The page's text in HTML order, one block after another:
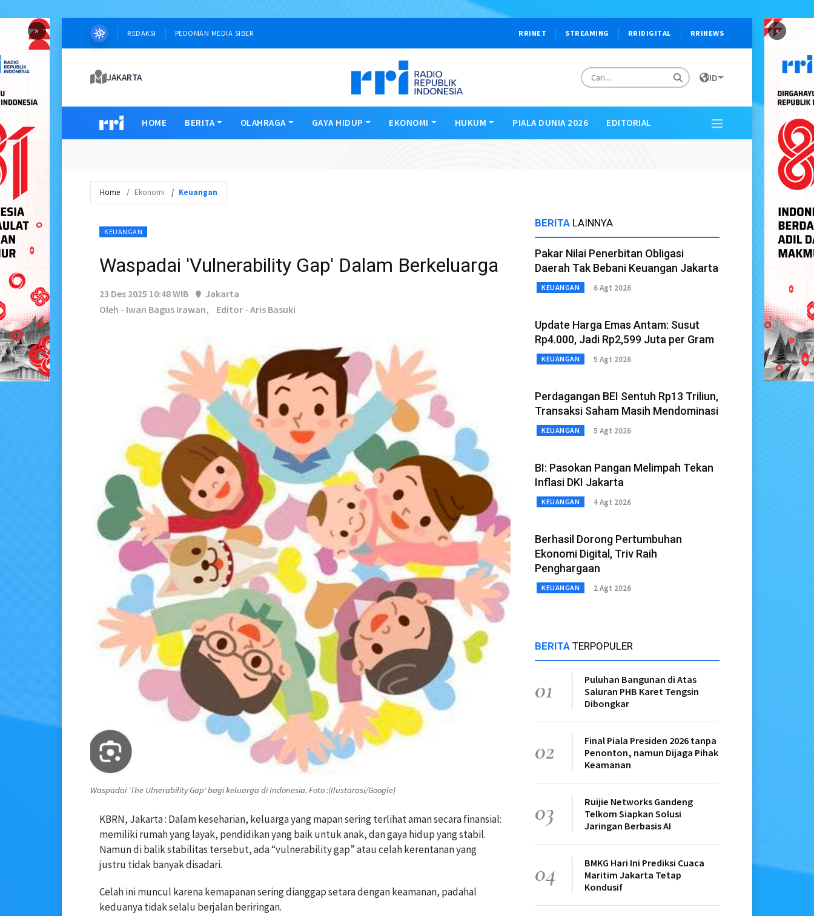
× ×
REDAKSI PEDOMAN MEDIA SIBER RRINET STREAMING RRIDIGITAL RRINEWS
JAKARTA ID
HOME BERITA OLAHRAGA GAYA HIDUP EKONOMI HUKUM PIALA DUNIA 2026 EDITORIAL
Home Ekonomi Keuangan
KEUANGAN
Waspadai 'Vulnerability Gap' Dalam Berkeluarga
23 Des 2025 10:48 WIB
Jakarta
Oleh - Iwan Bagus Irawan,
Editor - Aris Basuki
Waspadai 'The Ulnerability Gap' bagi keluarga di Indonesia. Foto :(Ilustarasi/Google)
KBRN, Jakarta : Dalam keseharian, keluarga yang mapan sering terlihat aman secara finansial:
memiliki rumah yang layak, pendidikan yang baik untuk anak, dan gaya hidup yang stabil.
Namun di balik stabilitas tersebut, ada “vulnerability gap” atau celah kerentanan yang
justru tidak banyak disadari.
Celah ini muncul karena kemapanan sering dianggap setara dengan keamanan, padahal
keduanya tidak selalu berjalan beriringan.
BERITA LAINNYA
Pakar Nilai Penerbitan Obligasi
Daerah Tak Bebani Keuangan Jakarta
KEUANGAN 6 Agt 2026
Update Harga Emas Antam: Susut
Rp4.000, Jadi Rp2,599 Juta per Gram
KEUANGAN 5 Agt 2026
Perdagangan BEI Sentuh Rp13 Triliun,
Transaksi Saham Masih Mendominasi
KEUANGAN 5 Agt 2026
BI: Pasokan Pangan Melimpah Tekan
Inflasi DKI Jakarta
KEUANGAN 4 Agt 2026
Berhasil Dorong Pertumbuhan
Ekonomi Digital, Triv Raih
Penghargaan
KEUANGAN 2 Agt 2026
BERITA TERPOPULER
01
Puluhan Bangunan di Atas
Saluran PHB Karet Tengsin
Dibongkar
02
Final Piala Presiden 2026 tanpa
Penonton, namun Dijaga Pihak
Keamanan
03
Ruijie Networks Gandeng
Telkom Siapkan Solusi
Jaringan Berbasis AI
04
BMKG Hari Ini Prediksi Cuaca
Maritim Jakarta Tetap
Kondusif